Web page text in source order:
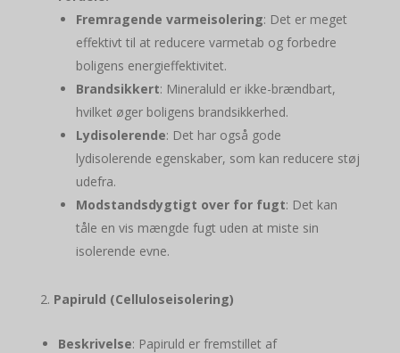
Fremragende varmeisolering: Det er meget
effektivt til at reducere varmetab og forbedre
boligens energieffektivitet.
Brandsikkert: Mineraluld er ikke-brændbart,
hvilket øger boligens brandsikkerhed.
Lydisolerende: Det har også gode
lydisolerende egenskaber, som kan reducere støj
udefra.
Modstandsdygtigt over for fugt: Det kan
tåle en vis mængde fugt uden at miste sin
isolerende evne.
Papiruld (Celluloseisolering)
Beskrivelse: Papiruld er fremstillet af